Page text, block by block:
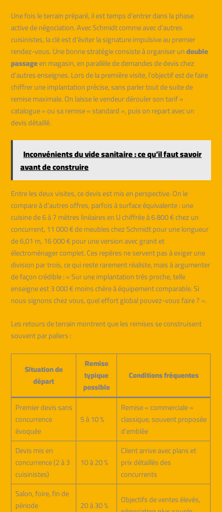
Une fois le terrain préparé, il est temps d’entrer dans la phase
active de négociation. Avec Schmidt comme avec d’autres
cuisinistes, la clé est d’éviter la signature impulsive au premier
rendez-vous. Une bonne stratégie consiste à organiser undouble
passageen magasin, en parallèle de demandes de devis chez
d’autres enseignes. Lors de la première visite, l’objectif est de faire
chiffrer une implantation précise, sans parler tout de suite de
remise maximale. On laisse le vendeur dérouler son tarif «
catalogue » ou sa remise « standard », puis on repart avec un
devis détaillé.
Inconvénients du vide sanitaire : ce qu’il faut savoir
avant de construire
Entre les deux visites, ce devis est mis en perspective. On le
compare à d’autres offres, parfois à surface équivalente : une
cuisine de 6 à 7 mètres linéaires en U chiffrée à 6 800 € chez un
concurrent, 11 000 € de meubles chez Schmidt pour une longueur
de 6,01 m, 16 000 € pour une version avec granit et
électroménager complet. Ces repères ne servent pas à exiger une
division par trois, ce qui reste rarement réaliste, mais à argumenter
de façon crédible : « Sur une implantation très proche, telle
enseigne est 3 000 € moins chère à équipement comparable. Si
nous signons chez vous, quel effort global pouvez-vous faire ? ».
Les retours de terrain montrent que les remises se construisent
souvent par paliers :
Situation de
départ
Remise
typique
possible
Conditions fréquentes
Premier devis sans
concurrence
évoquée
5 à 10 %
Remise « commerciale »
classique, souvent proposée
d’emblée
Devis mis en
concurrence (2 à 3
cuisinistes)
10 à 20 %
Client arrive avec plans et
prix détaillés des
concurrents
Salon, foire, fin de
période
20 à 30 %
Objectifs de ventes élevés,